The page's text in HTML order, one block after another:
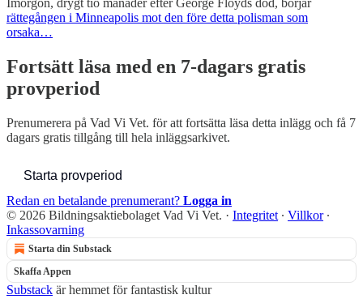
rättegången i Minneapolis mot den före detta polisman som
orsaka…
Fortsätt läsa med en 7-dagars gratis
provperiod
Prenumerera på Vad Vi Vet. för att fortsätta läsa detta inlägg och få 7
dagars gratis tillgång till hela inläggsarkivet.
Starta provperiod
Redan en betalande prenumerant? Logga in
© 2026 Bildningsaktiebolaget Vad Vi Vet. · Integritet ∙ Villkor∙
Inkassovarning
Starta din Substack
Skaffa Appen
Substack är hemmet för fantastisk kultur